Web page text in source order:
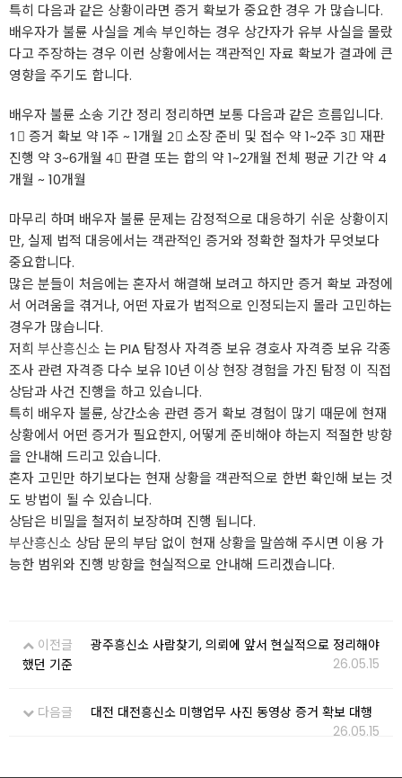
특히 다음과 같은 상황이라면 증거 확보가 중요한 경우 가 많습니다.
배우자가 불륜 사실을 계속 부인하는 경우 상간자가 유부 사실을 몰랐
다고 주장하는 경우 이런 상황에서는 객관적인 자료 확보가 결과에 큰
영향을 주기도 합니다.
배우자 불륜 소송 기간 정리 정리하면 보통 다음과 같은 흐름입니다.
1⃣ 증거 확보 약 1주 ~ 1개월 2⃣ 소장 준비 및 접수 약 1~2주 3⃣ 재판
진행 약 3~6개월 4⃣ 판결 또는 합의 약 1~2개월 전체 평균 기간 약 4
개월 ~ 10개월
마무리 하며 배우자 불륜 문제는 감정적으로 대응하기 쉬운 상황이지
만, 실제 법적 대응에서는 객관적인 증거와 정확한 절차가 무엇보다
중요합니다.
많은 분들이 처음에는 혼자서 해결해 보려고 하지만 증거 확보 과정에
서 어려움을 겪거나, 어떤 자료가 법적으로 인정되는지 몰라 고민하는
경우가 많습니다.
저희 부산흥신소 는 PIA 탐정사 자격증 보유 경호사 자격증 보유 각종
조사 관련 자격증 다수 보유 10년 이상 현장 경험을 가진 탐정 이 직접
상담과 사건 진행을 하고 있습니다.
특히 배우자 불륜, 상간소송 관련 증거 확보 경험이 많기 때문에 현재
상황에서 어떤 증거가 필요한지, 어떻게 준비해야 하는지 적절한 방향
을 안내해 드리고 있습니다.
혼자 고민만 하기보다는 현재 상황을 객관적으로 한번 확인해 보는 것
도 방법이 될 수 있습니다.
상담은 비밀을 철저히 보장하며 진행 됩니다.
부산흥신소 상담 문의 부담 없이 현재 상황을 말씀해 주시면 이용 가
능한 범위와 진행 방향을 현실적으로 안내해 드리겠습니다.
이전글
광주흥신소 사람찾기, 의뢰에 앞서 현실적으로 정리해야
했던 기준
26.05.15
다음글
대전 대전흥신소 미행업무 사진 동영상 증거 확보 대행
26.05.15